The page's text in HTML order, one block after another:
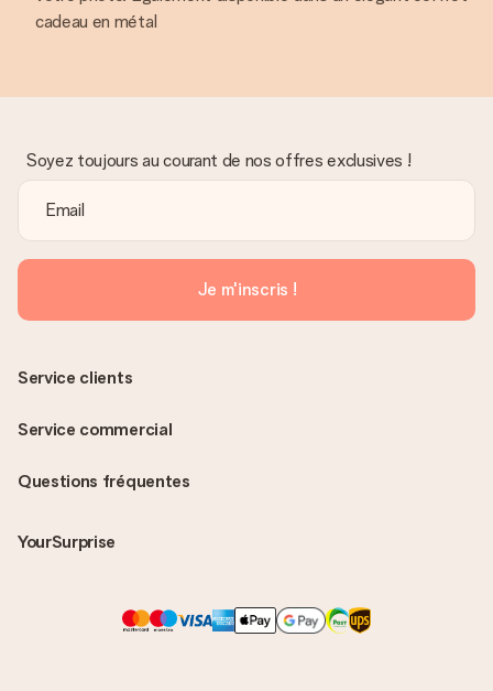
cadeau en métal
Soyez toujours au courant de nos offres exclusives !
Je m'inscris !
Questions fréquentes
YourSurprise
Service clients
Service commercial